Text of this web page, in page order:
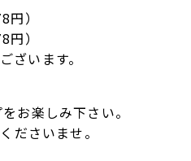
）
）
います。
お楽しみ下さい。
ださいませ。